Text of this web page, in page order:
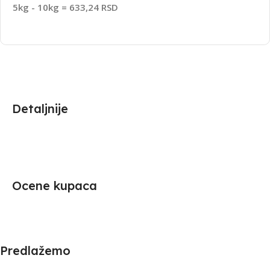
5kg - 10kg = 633,24 RSD
Detaljnije
Ocene kupaca
Predlažemo